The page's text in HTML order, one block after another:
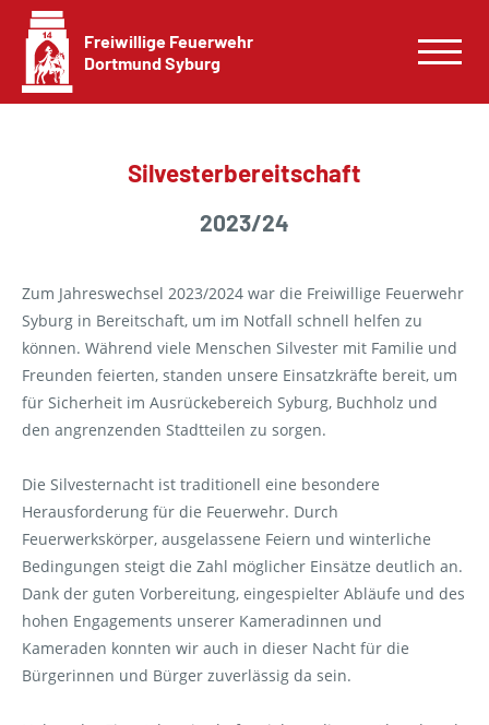
Freiwillige Feuerwehr
Dortmund Syburg
Silvester­bereitschaft
2023/24
Zum Jahreswechsel 2023/2024 war die Freiwillige Feuerwehr
Syburg in Bereitschaft, um im Notfall schnell helfen zu
können. Während viele Menschen Silvester mit Familie und
Freunden feierten, standen unsere Einsatzkräfte bereit, um
für Sicherheit im Ausrückebereich Syburg, Buchholz und
den angrenzenden Stadtteilen zu sorgen.
Die Silvesternacht ist traditionell eine besondere
Herausforderung für die Feuerwehr. Durch
Feuerwerkskörper, ausgelassene Feiern und winterliche
Bedingungen steigt die Zahl möglicher Einsätze deutlich an.
Dank der guten Vorbereitung, eingespielter Abläufe und des
hohen Engagements unserer Kameradinnen und
Kameraden konnten wir auch in dieser Nacht für die
Bürgerinnen und Bürger zuverlässig da sein.